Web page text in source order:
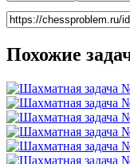
Похожие